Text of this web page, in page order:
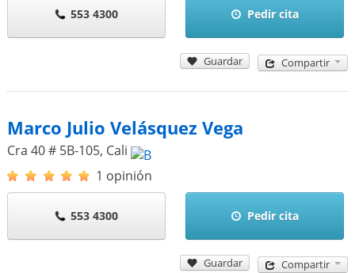
553 4300 Pedir cita
Guardar Compartir
Marco Julio Velásquez Vega
Cra 40 # 5B-105, Cali
1 opinión
553 4300 Pedir cita
Guardar Compartir